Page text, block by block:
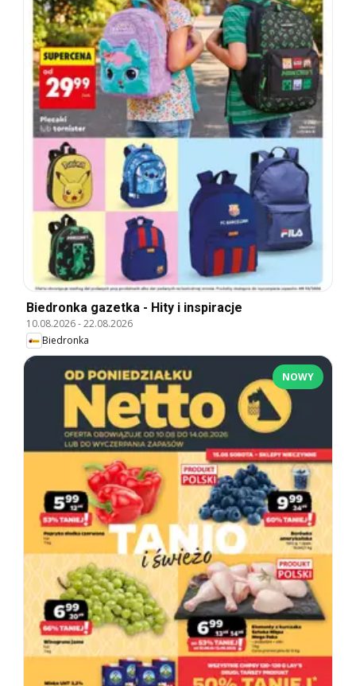
Biedronka gazetka - Hity i inspiracje
10.08.2026-22.08.2026
Biedronka
NOWY